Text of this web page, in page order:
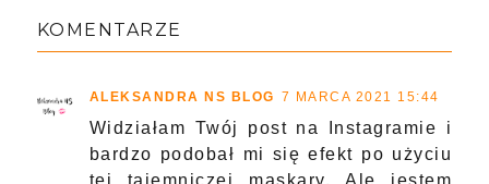
KOMENTARZE
ALEKSANDRA NS BLOG 7 MARCA 2021 15:44
Widziałam Twój post na Instagramie i
bardzo podobał mi się efekt po użyciu
tej tajemniczej maskary. Ale jestem